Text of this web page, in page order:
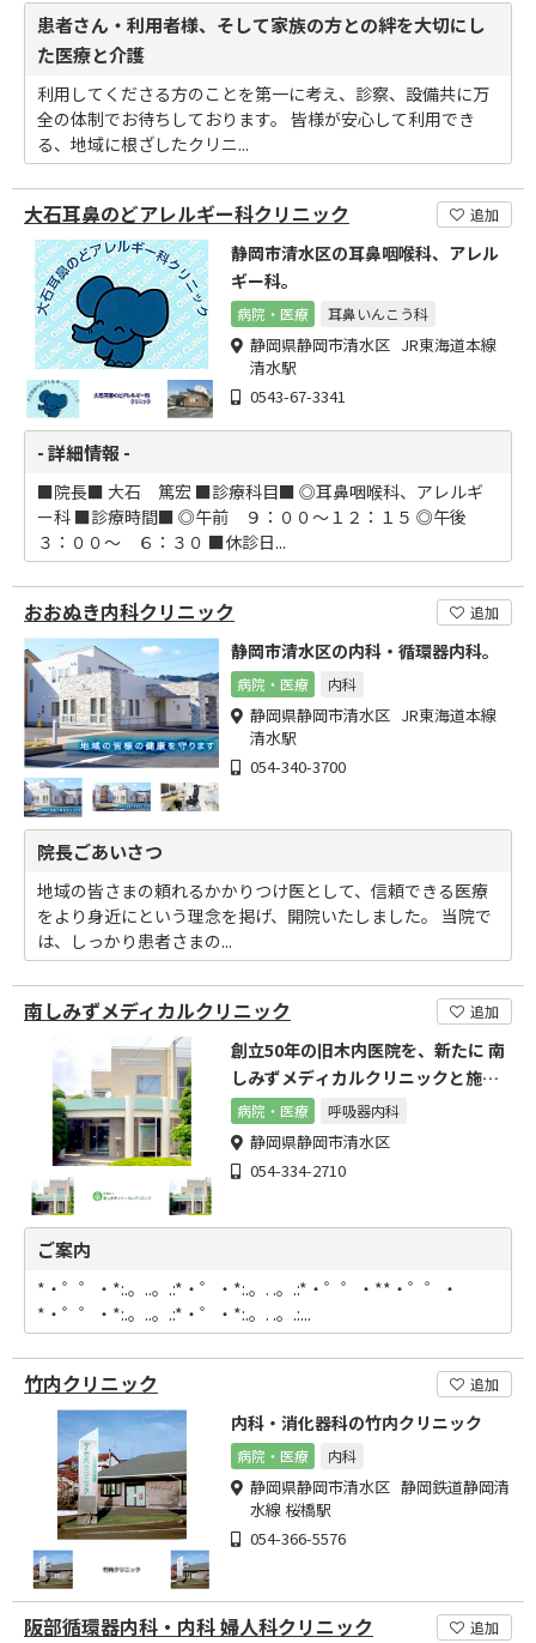
患者さん・利用者様、そして家族の方との絆を大切にし
た医療と介護
利用してくださる方のことを第一に考え、診察、設備共に万
全の体制でお待ちしております。 皆様が安心して利用でき
る、地域に根ざしたクリニ...
大石耳鼻のどアレルギー科クリニック 追加
静岡市清水区の耳鼻咽喉科、アレル
ギー科。
病院・医療 耳鼻いんこう科
静岡県静岡市清水区 JR東海道本線
清水駅
0543-67-3341
- 詳細情報 -
■院長■ 大石 篤宏 ■診療科目■ ◎耳鼻咽喉科、アレルギ
ー科 ■診療時間■ ◎午前 ９：００～１２：１５ ◎午後
３：００～ ６：３０ ■休診日...
おおぬき内科クリニック 追加
静岡市清水区の内科・循環器内科。
病院・医療 内科
静岡県静岡市清水区 JR東海道本線
清水駅
054-340-3700
院長ごあいさつ
地域の皆さまの頼れるかかりつけ医として、信頼できる医療
をより身近にという理念を掲げ、開院いたしました。 当院で
は、しっかり患者さまの...
南しみずメディカルクリニック 追加
創立50年の旧木内医院を、新たに 南
しみずメディカルクリニックと施設
名を変更しました。
病院・医療 呼吸器内科
静岡県静岡市清水区
054-334-2710
ご案内
*・゜゜・*:.。..。.:*・゜・*:.。. .。.:*・゜゜・**・゜゜・
*・゜゜・*:.。..。.:*・゜・*:.。. .。.:...
竹内クリニック 追加
内科・消化器科の竹内クリニック
病院・医療 内科
静岡県静岡市清水区 静岡鉄道静岡清
水線 桜橋駅
054-366-5576
阪部循環器内科・内科 婦人科クリニック 追加